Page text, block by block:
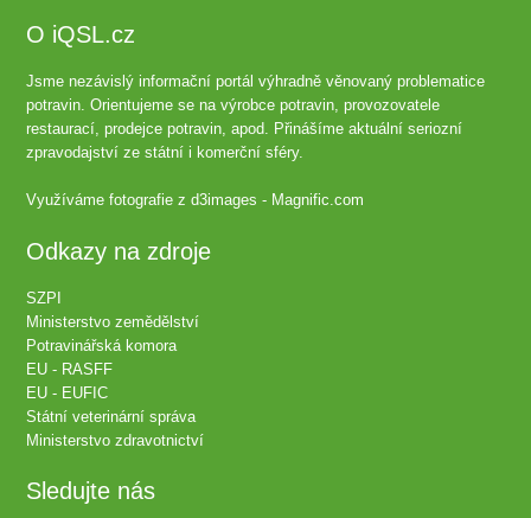
O iQSL.cz
Jsme nezávislý informační portál výhradně věnovaný problematice
potravin. Orientujeme se na výrobce potravin, provozovatele
restaurací, prodejce potravin, apod. Přinášíme aktuální seriozní
zpravodajství ze státní i komerční sféry.
Využíváme fotografie zd3images - Magnific.com
Odkazy na zdroje
SZPI
Ministerstvo zemědělství
Potravinářská komora
EU - RASFF
EU - EUFIC
Státní veterinární správa
Ministerstvo zdravotnictví
Sledujte nás